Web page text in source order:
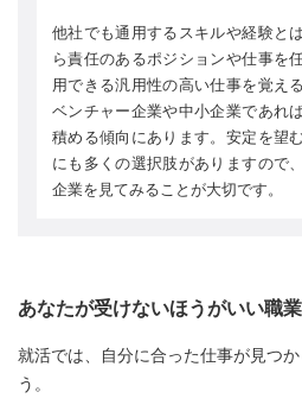
他社でも通用するスキルや経験と
ら責任のあるポジションや仕事を
用できる汎用性の高い仕事を覚え
ベンチャー企業や中小企業であれ
積める傾向にあります。安定を望
にも多くの選択肢がありますので
企業を見てみることが大切です。
あなたが受けないほうがいい職
就活では、自分に合った仕事が見つ
う。